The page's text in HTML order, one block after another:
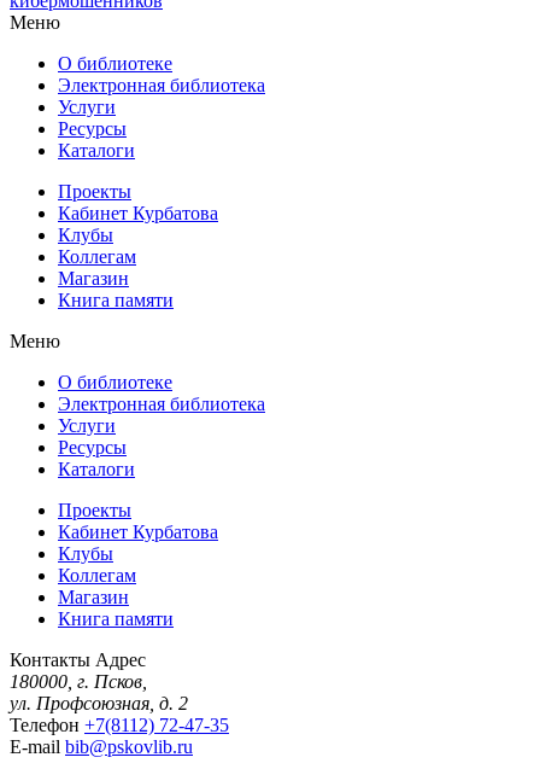
Меню
О библиотеке
Электронная библиотека
Услуги
Ресурсы
Каталоги
Проекты
Кабинет Курбатова
Клубы
Коллегам
Магазин
Книга памяти
Меню
О библиотеке
Электронная библиотека
Услуги
Ресурсы
Каталоги
Проекты
Кабинет Курбатова
Клубы
Коллегам
Магазин
Книга памяти
Контакты Адрес
180000, г. Псков,
ул. Профсоюзная, д. 2
Телефон +7(8112) 72-47-35
E-mail bib@pskovlib.ru